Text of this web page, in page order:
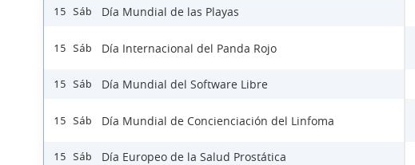
15 Sáb Día Mundial de las Playas
15 Sáb Día Internacional del Panda Rojo
15 Sáb Día Mundial del Software Libre
15 Sáb Día Mundial de Concienciación del Linfoma
15 Sáb Día Europeo de la Salud Prostática